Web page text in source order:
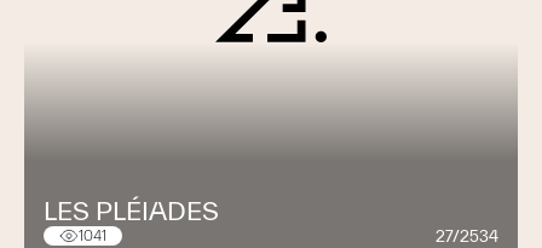
LES PLÉIADES
1041 27/2534